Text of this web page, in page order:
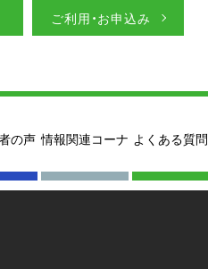
ご利用・お申込み
の声 情報関連コーナ よくある質問